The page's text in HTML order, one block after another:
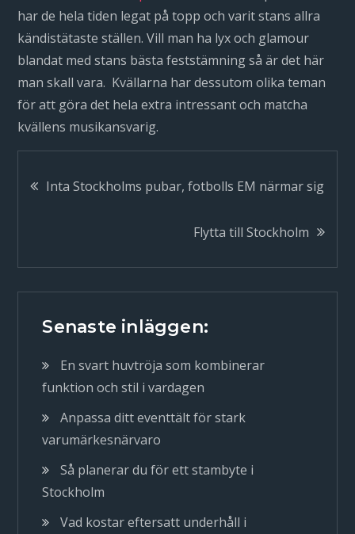
har de hela tiden legat på topp och varit stans allra
kändistätaste ställen. Vill man ha lyx och glamour
blandat med stans bästa feststämning så är det här
man skall vara. Kvällarna har dessutom olika teman
för att göra det hela extra intressant och matcha
kvällens musikansvarig.
Inläggsnavigering
Inta Stockholms pubar, fotbolls EM närmar sig
Flytta till Stockholm
Senaste inläggen:
En svart huvtröja som kombinerar
funktion och stil i vardagen
Anpassa ditt eventtält för stark
varumärkesnärvaro
Så planerar du för ett stambyte i
Stockholm
Vad kostar eftersatt underhåll i